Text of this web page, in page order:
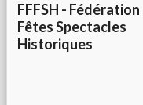
FFFSH - Fédération
Fêtes Spectacles
Historiques